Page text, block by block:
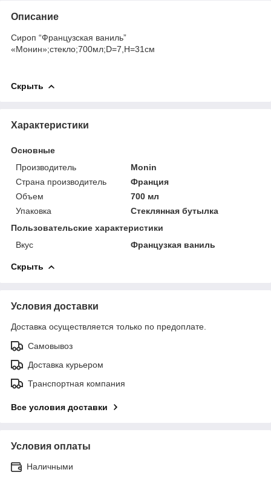
Описание
Сироп “Французская ваниль”
«Монин»;стекло;700мл;D=7,H=31см
Скрыть
Характеристики
Основные
Производитель
Monin
Страна производитель
Франция
Объем
700 мл
Упаковка
Стеклянная бутылка
Пользовательские характеристики
Вкус
Французкая ваниль
Скрыть
Условия доставки
Доставка осуществляется только по предоплате.
Самовывоз
Доставка курьером
Транспортная компания
Все условия доставки
Условия оплаты
Наличными